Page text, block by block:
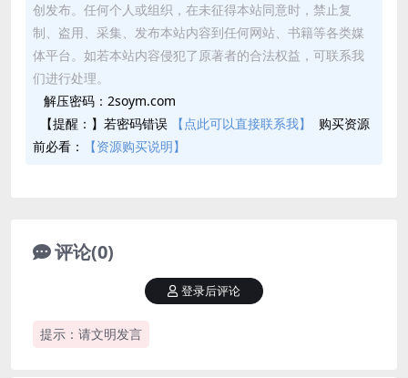
创发布。任何个人或组织，在未征得本站同意时，禁止复
制、盗用、采集、发布本站内容到任何网站、书籍等各类媒
体平台。如若本站内容侵犯了原著者的合法权益，可联系我
们进行处理。
解压密码：2soym.com
【提醒：】若密码错误
【点此可以直接联系我】
购买资源
前必看：
【资源购买说明】
评论(0)
提示：请文明发言
登录后评论